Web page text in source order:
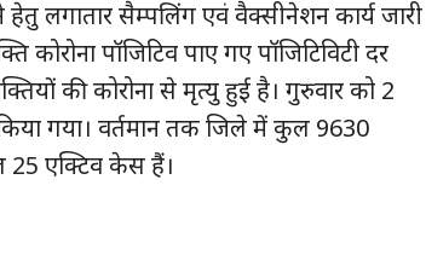
लगातार सैम्पलिंग एवं वैक्सीनेशन कार्य जारी
पॉजिटिव पाए गए पॉजिटिविटी दर
की कोरोना से मृत्यु हुई है। गुरुवार को 2
किया गया। वर्तमान तक जिले में कुल 9630
25 एक्टिव केस हैं।